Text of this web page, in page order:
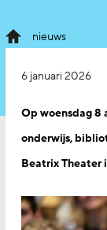
nieuws
6 januari 2026
Op woensdag 8
onderwijs,
Beatrix Theater